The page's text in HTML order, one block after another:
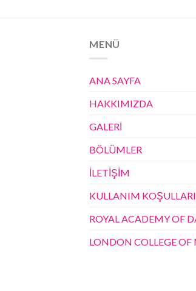
MENÜ
ANA SAYFA
HAKKIMIZDA
GALERİ
BÖLÜMLER
İLETİŞİM
KULLANIM KOŞULLARI
ROYAL ACADEMY OF
LONDON COLLEGE OF